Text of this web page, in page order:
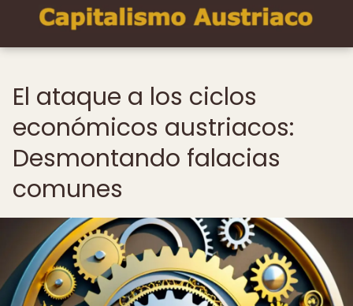
El ataque a los ciclos
económicos austriacos:
Desmontando falacias
comunes